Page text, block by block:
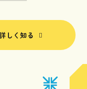
しく知る